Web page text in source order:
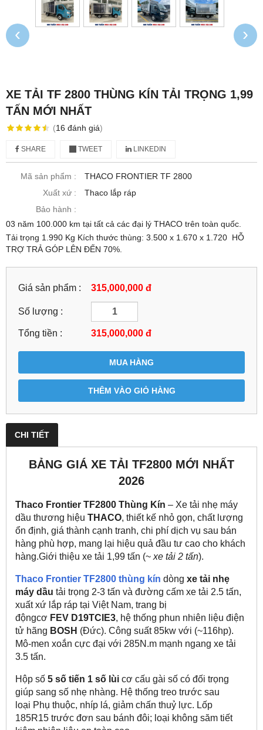
‹ ›
XE TẢI TF 2800 THÙNG KÍN TẢI TRỌNG 1,99
TẤN MỚI NHẤT
(16 đánh giá)
SHARE TWEET LINKEDIN
Mã sản phẩm :
THACO FRONTIER TF 2800
Xuất xứ :
Thaco lắp ráp
Bảo hành :
03 năm 100.000 km tại tất cả các đại lý THACO trên toàn quốc.
Tải trọng 1.990 Kg Kích thước thùng: 3.500 x 1.670 x 1.720 HỖ
TRỢ TRẢ GÓP LÊN ĐẾN 70%.
Giá sản phẩm : 315,000,000 đ
Số lượng :
Tổng tiền : 315,000,000 đ
MUA HÀNG
THÊM VÀO GIỎ HÀNG
CHI TIẾT
BẢNG GIÁ XE TẢI TF2800 MỚI NHẤT
2026
Thaco Frontier TF2800 Thùng Kín – Xe tải nhẹ máy
dầu thương hiệu THACO, thiết kế nhỏ gọn, chất lượng
ổn định, giá thành cạnh tranh, chi phí dịch vụ sau bán
hàng phù hợp, mang lại hiệu quả đầu tư cao cho khách
hàng.Giới thiệu xe tải 1,99 tấn (~ xe tải 2 tấn).
Thaco Frontier TF2800 thùng kín dòng xe tải nhẹ
máy dầu tải trọng 2-3 tấn và đường cấm xe tải 2.5 tấn,
xuất xứ lắp ráp tại Việt Nam, trang bị
độngcơ FEV D19TCIE3, hệ thống phun nhiên liệu điện
tử hãng BOSH (Đức). Công suất 85kw với (~116hp).
Mô-men xoắn cực đại với 285N.m mạnh ngang xe tải
3.5 tấn.
Hộp số 5 số tiến 1 số lùi cơ cấu gài số có đối trọng
giúp sang số nhẹ nhàng. Hệ thống treo trước sau
loại Phụ thuộc, nhíp lá, giảm chấn thuỷ lực. Lốp
185R15 trước đơn sau bánh đôi; loại không săm tiết